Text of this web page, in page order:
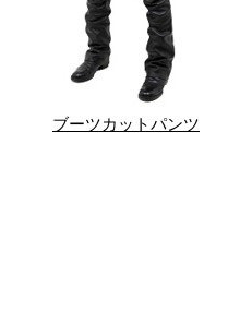
ブーツカットパンツ